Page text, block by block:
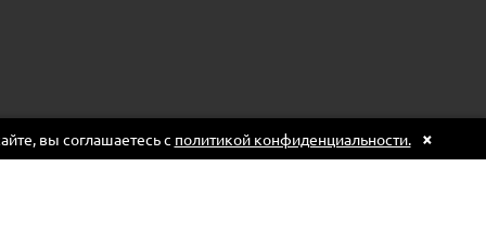
вы соглашаетесь с политикой конфиденциальности. ×